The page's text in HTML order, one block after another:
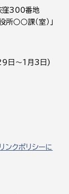
300番地
○○課（室）」
日～1月3日)
ンクポリシーに